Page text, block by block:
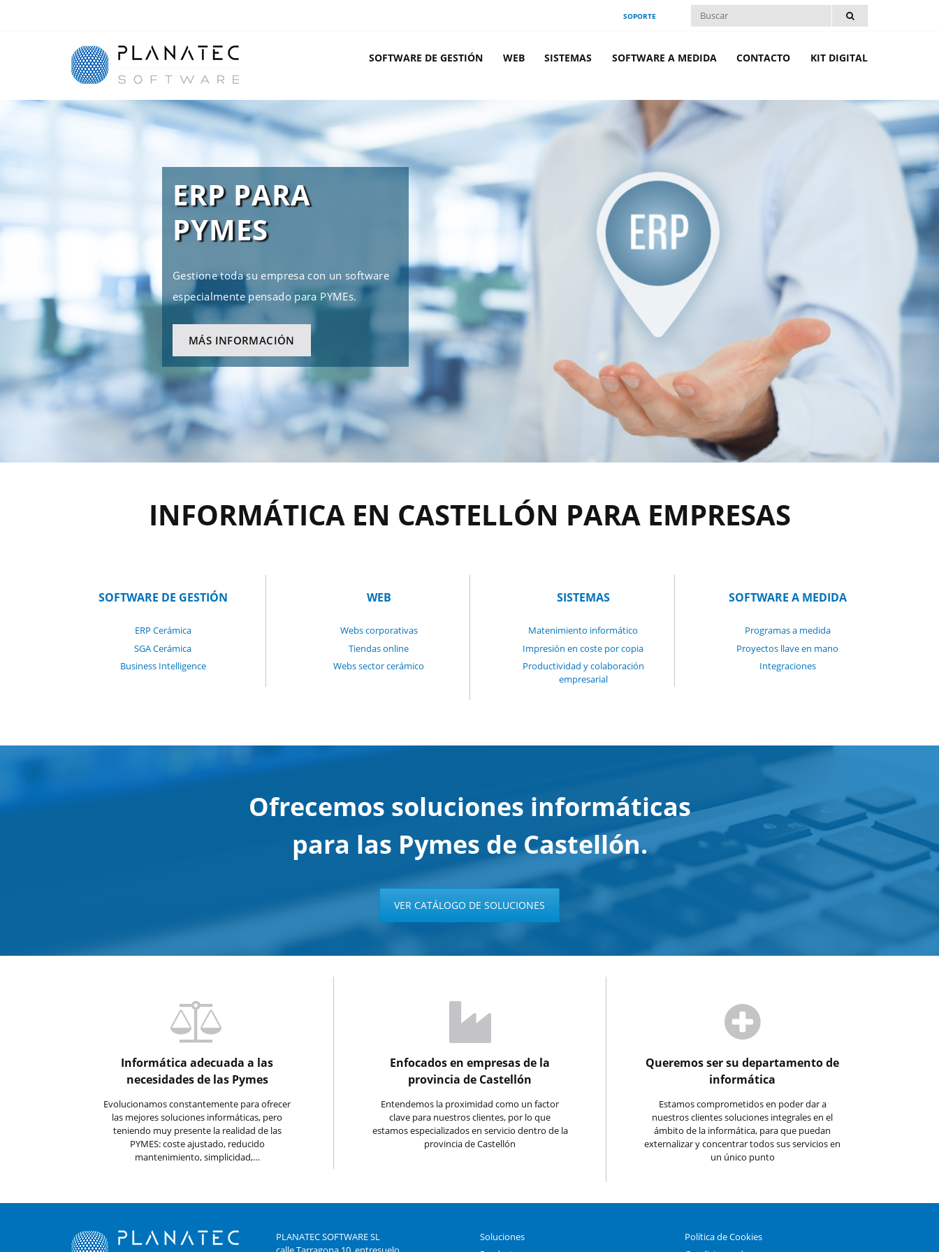
SOPORTE
SOFTWARE DE GESTIÓN WEB SISTEMAS SOFTWARE A MEDIDA CONTACTO KIT DIGITAL
ERP PARA
PYMES
Gestione toda su empresa con un software
especialmente pensado para PYMEs.
MÁS INFORMACIÓN
INFORMÁTICA EN CASTELLÓN PARA EMPRESAS
SOFTWARE DE GESTIÓN
ERP Cerámica
SGA Cerámica
Business Intelligence
WEB
Webs corporativas
Tiendas online
Webs sector cerámico
SISTEMAS
Matenimiento informático
Impresión en coste por copia
Productividad y colaboración
empresarial
SOFTWARE A MEDIDA
Programas a medida
Proyectos llave en mano
Integraciones
Ofrecemos soluciones informáticas
para las Pymes de Castellón.
VER CATÁLOGO DE SOLUCIONES
Informática adecuada a las
necesidades de las Pymes
Evolucionamos constantemente para ofrecer
las mejores soluciones informáticas, pero
teniendo muy presente la realidad de las
PYMES: coste ajustado, reducido
mantenimiento, simplicidad,…
Enfocados en empresas de la
provincia de Castellón
Entendemos la proximidad como un factor
clave para nuestros clientes, por lo que
estamos especializados en servicio dentro de la
provincia de Castellón
Queremos ser su departamento de
informática
Estamos comprometidos en poder dar a
nuestros clientes soluciones integrales en el
ámbito de la informática, para que puedan
externalizar y concentrar todos sus servicios en
un único punto
PLANATEC SOFTWARE SL
Soluciones
Política de Cookies